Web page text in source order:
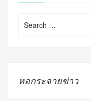
for:
หอกระจายข่าว